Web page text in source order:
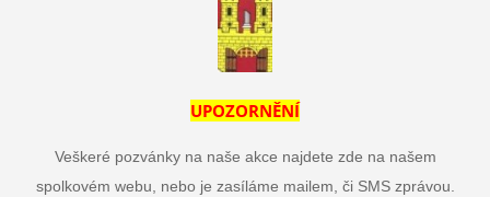
UPOZORNĚNÍ
Veškeré pozvánky na naše akce najdete zde na našem
spolkovém webu, nebo je zasíláme mailem, či SMS zprávou.